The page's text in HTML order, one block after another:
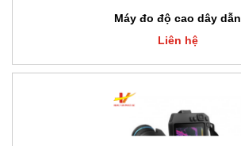
Máy đo độ cao dây dẫn
Liên hệ